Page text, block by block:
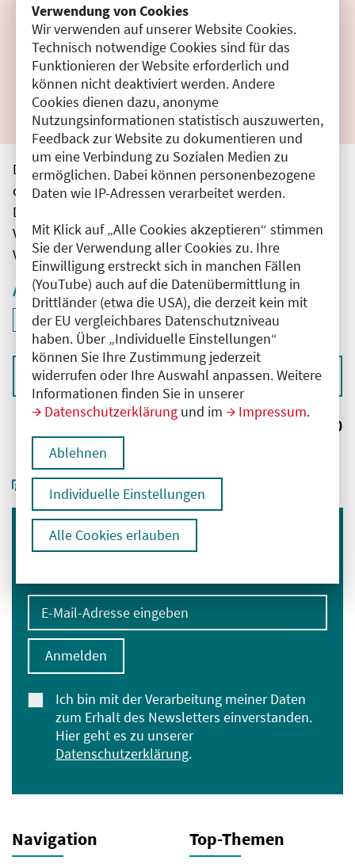
Verwendung von Cookies
Wir verwenden auf unserer Website Cookies.
Technisch notwendige Cookies sind für das
Funktionieren der Website erforderlich und
können nicht deaktiviert werden. Andere
Cookies dienen dazu, anonyme
Nutzungsinformationen statistisch auszuwerten,
Feedback zur Website zu dokumentieren und
um eine Verbindung zu Sozialen Medien zu
ermöglichen. Dabei können personenbezogene
Daten wie IP-Adressen verarbeitet werden.
Mit Klick auf „Alle Cookies akzeptieren“ stimmen
Sie der Verwendung aller Cookies zu. Ihre
Einwilligung erstreckt sich in manchen Fällen
(YouTube) auch auf die Datenübermittlung in
Drittländer (etwa die USA), die derzeit kein mit
der EU vergleichbares Datenschutzniveau
haben. Über „Individuelle Einstellungen“
können Sie Ihre Zustimmung jederzeit
widerrufen oder Ihre Auswahl anpassen. Weitere
Informationen finden Sie in unserer
Datenschutzerklärung und im Impressum.
Ablehnen
Individuelle Einstellungen
Alle Cookies erlauben
Filter zurücksetzen
Ergebnisse drucken
Die hier aufgeführten Veranstaltungen entsprechen
den unmittelbar vom Veranstalter getätigten Angaben.
Die Ärztekammer Berlin übernimmt keine
Verantwortung für den Inhalt, die Haftung obliegt dem
Veranstalter.
Aktive Filter
Filter
ID: ANT-2506126
deaktivieren und Suchergebnisse neu laden
Sortieren nach
Ergebnisse: 0
Immer informiert bleiben
E-Mail-Adresse eingeben
Ich bin mit der Verarbeitung meiner Daten
zum Erhalt des Newsletters einverstanden.
Hier geht es zu unserer
Datenschutzerklärung.
Anmelden
Navigation Top-Themen